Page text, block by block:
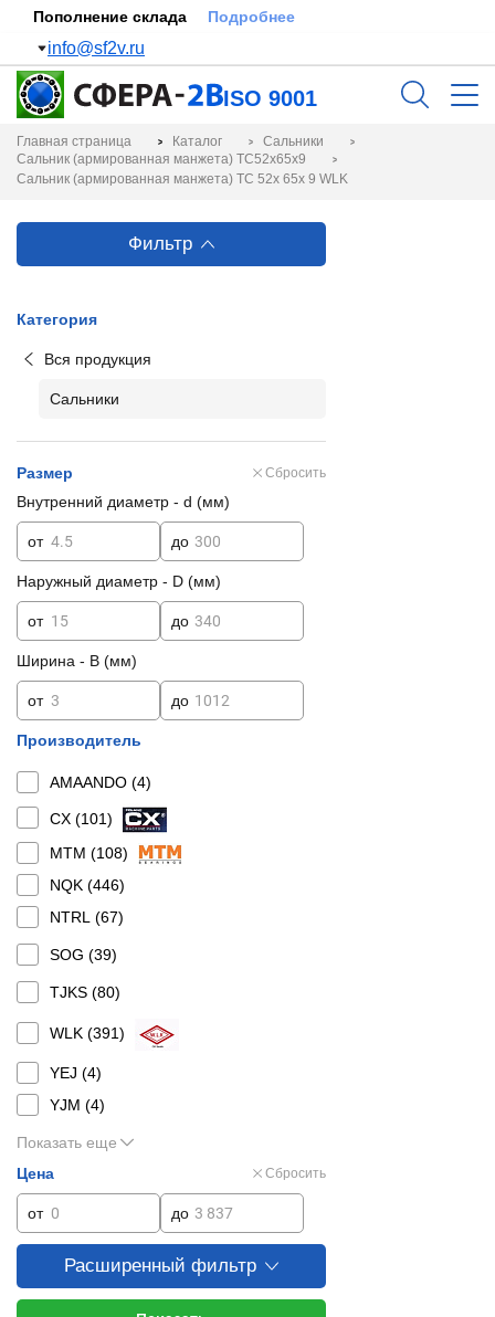
Пополнение склада Подробнее
info@sf2v.ru
ISO 9001
Главная страница Каталог
Сальники
Сальник (армированная манжета) TC52x65x9
Сальник (армированная манжета) TC 52x 65x 9 WLK
Фильтр
Категория
Вся продукция
Сальники
Размер Сбросить
Внутренний диаметр - d (мм)
от до
Наружный диаметр - D (мм)
от до
Ширина - B (мм)
от до
Производитель
AMAANDO (4)
CX (101)
MTM (108)
NQK (446)
NTRL (67)
SOG (39)
TJKS (80)
WLK (391)
YEJ (4)
YJM (4)
Показать еще
Цена
Сбросить
от до
Расширенный фильтр